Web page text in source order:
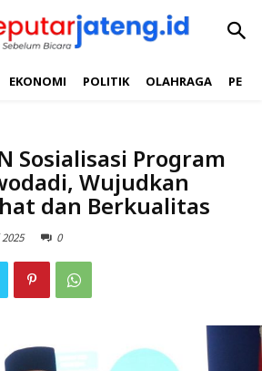
EKONOMI POLITIK OLAHRAGA
Sosialisasi Program
Wujudkan
dan Berkualitas
0